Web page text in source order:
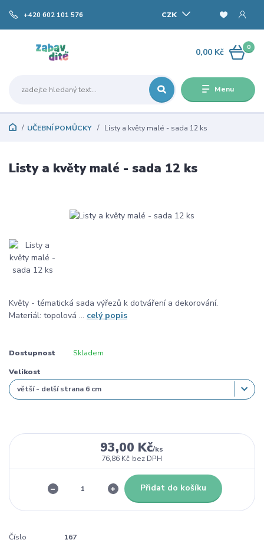
Menu
CZK
+420 602 101 576
0
0,00 Kč
UČEBNÍ POMŮCKY Listy a květy malé - sada 12 ks
Listy a květy malé - sada 12 ks
Květy - tématická sada výřezů k dotváření a dekorování.
Materiál: topolová ... celý popis
Dostupnost Skladem
Velikost
93,00 Kč/ks
76,86 Kč bez DPH
Přidat do košíku
Číslo
167